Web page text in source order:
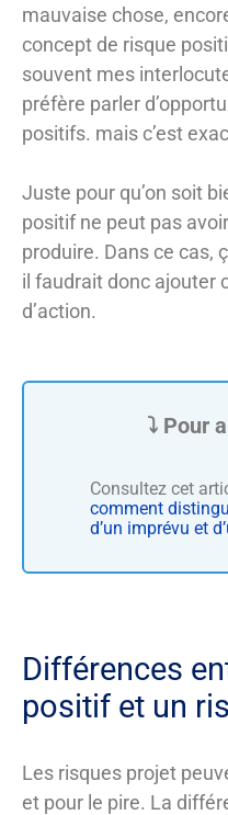
mauvaise chose,
concept de risque
souvent mes
préfère parler
positifs. mais c’est
Juste pour qu’on soit
positif ne peut pas
produire. Dans ce cas,
il faudrait donc ajouter
d’action.
Consultez cet
comment
d’un imprévu et
Différences
positif et un
Les risques projet
et pour le pire. La